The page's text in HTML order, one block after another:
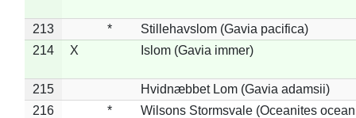
213 *
Stillehavslom (Gavia pacifica)
214
X Islom (Gavia immer)
215
Hvidnæbbet Lom (Gavia adamsii)
216
*
Wilsons Stormsvale (Oceanites